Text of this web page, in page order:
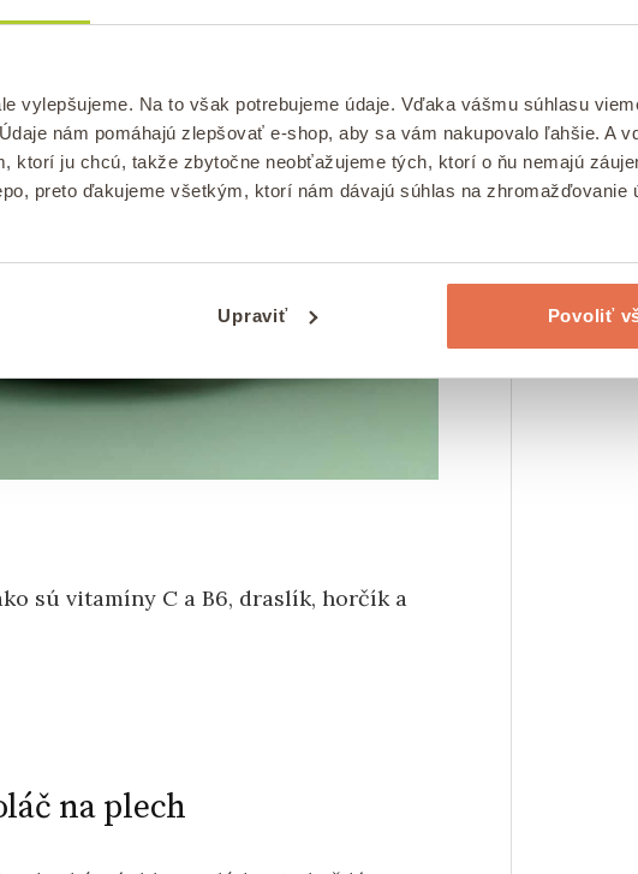
vylepšujeme. Na to však potrebujeme údaje. Vďaka vášmu súhlasu
nám pomáhajú zlepšovať e-shop, aby sa vám nakupovalo ľahšie. A
ktorí ju chcú, takže zbytočne neobťažujeme tých, ktorí o ňu nemajú
preto ďakujeme všetkým, ktorí nám dávajú súhlas na zhromažďovanie
Upraviť Povoliť
sú vitamíny C a B6, draslík, horčík a
na plech